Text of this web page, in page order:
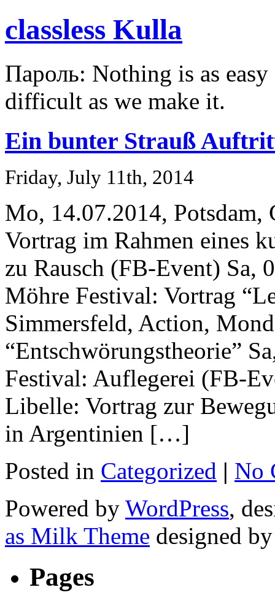
classless Kulla
Пароль: Nothing is as
difficult as we make it.
Ein bunter Strauß
Friday, July 11th, 2014
Mo, 14.07.2014, Potsdam,
Vortrag im Rahmen eines
zu Rausch (FB-Event) Sa,
Möhre Festival: Vortrag
Simmersfeld, Action,
“Entschwörungstheorie”
Festival: Auflegerei (FB-
Libelle: Vortrag zur
in Argentinien […]
Posted in Categorized | No
Powered by WordPress,
as Milk Theme designed
Pages